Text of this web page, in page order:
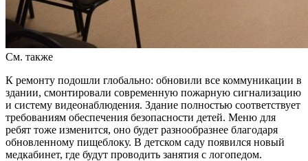
См. также
К ремонту подошли глобально: обновили все коммуникации в
здании, смонтировали современную пожарную сигнализацию
и систему видеонаблюдения. Здание полностью соответствует
требованиям обеспечения безопасности детей. Меню для
ребят тоже изменится, оно будет разнообразнее благодаря
обновленному пищеблоку. В детском саду появился новый
медкабинет, где будут проводить занятия с логопедом.